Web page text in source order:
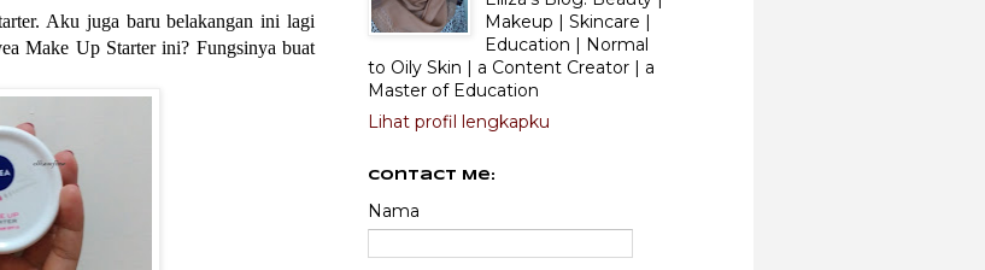
Aku juga baru belakangan ini lagi
Make Up Starter ini? Fungsinya buat
Makeup | Skincare |
Education | Normal
to Oily Skin | a Content Creator | a
Master of Education
Lihat profil lengkapku
Contact Me:
Nama